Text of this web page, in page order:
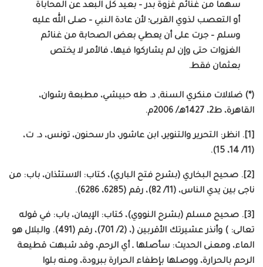
سهما من غنائم غزوة بدر – بعيد كل البعد عن المحاباة
أو التعصب لذوي القربى؛ لأن عادة النبي – صلى الله عليه
وسلم – جرت على أن يعطي بعض الصحابة من غنائم
الغزوات حتى وإن لم يشاركوا فيها، فالأمر لا يختص
بعثمان فقط.
(*) ضلالات منكري السنة, د. طه حبيشي، مطبعة رشوان،
القاهرة، ط2، 1427هـ/ 2006م.
[1]. انظر: التحرير والتنوير، ابن عاشور، دار سحنون، تونس، د. ت،
(11/ 14، 15).
[2]. صحيح البخاري (بشرح فتح الباري)، كتاب: الاستئذان، باب: من
ناجى بين يدي الناس، (11/ 82)، رقم (6285، 6286).
[3]. صحيح مسلم (بشرح النووي)، كتاب: الإيمان، باب: في قوله
تعالى: ) وأنذر عشيرتك الأقربين (، (2/ 701)، رقم (491). والبلال هو
الماء، ومعنى الحديث: سأصلها ـ أي الرحم، وقد شبهت قطيعة
الرحم بالحرارة، ووصلها بإطفاء الحرارة ببرودة، ومنه بلوا